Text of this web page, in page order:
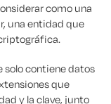
como una
una entidad que
solo contiene datos
que
y la clave, junto